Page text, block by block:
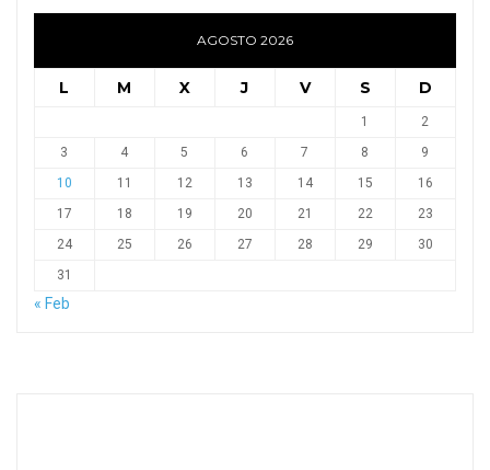
AGOSTO 2026
L M X J V S D
1
2
3
4 5 6 7 8
9
10
11 12 13 14 15
16
17
18 19 20 21 22
23
24
25 26 27 28 29
30
31
« Feb